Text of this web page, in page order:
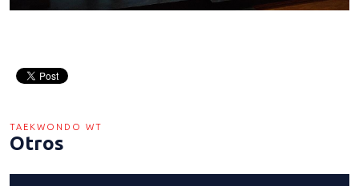
TAEKWONDO WT
Otros